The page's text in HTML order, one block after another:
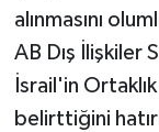
alınmasını
AB Dış İlişkiler
İsrail'in
belirttiğini